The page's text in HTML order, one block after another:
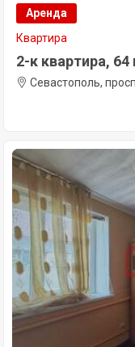
Аренда
Квартира
2-к квартира, 64
Севастополь,